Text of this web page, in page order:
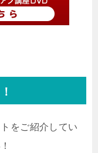
をご紹介してい